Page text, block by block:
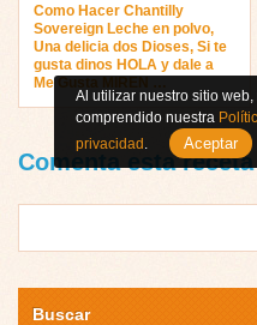
Como Hacer Chantilly
Sovereign Leche en polvo,
Una delicia dos Dioses, Si te
gusta dinos HOLA y dale a
Me Gusta MIREN …
Comenta esta receta
Buscar
Al utilizar nuestro sitio
comprendido nuestra
privacidad . Aceptar